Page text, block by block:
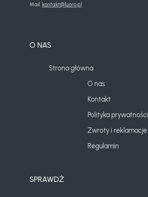
Mail. kontakt@luoro.pl
O NAS
Strona główna
O nas
Kontakt
Polityka prywatności
Zwroty i reklamacje
Regulamin
SPRAWDŹ